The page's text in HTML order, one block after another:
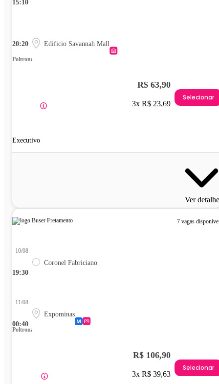
15:10
20:20 Edificio Savannah Mall
Poltrona
Executivo
R$ 63,90
3x R$ 23,69
Selecionar
Ver
7 vagas
19:30
10/08
Coronel Fabriciano
00:40
11/08
Expominas
Poltrona
R$ 106,90
3x R$ 39,63
Selecionar